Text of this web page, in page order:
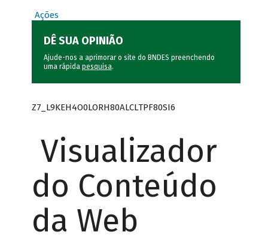
Ações
DÊ SUA OPINIÃO
Ajude-nos a aprimorar o site do BNDES preenchendo
uma rápida pesquisa.
Z7_L9KEH4O0LORH80ALCLTPF80SI6
Visualizador
do Conteúdo
da Web